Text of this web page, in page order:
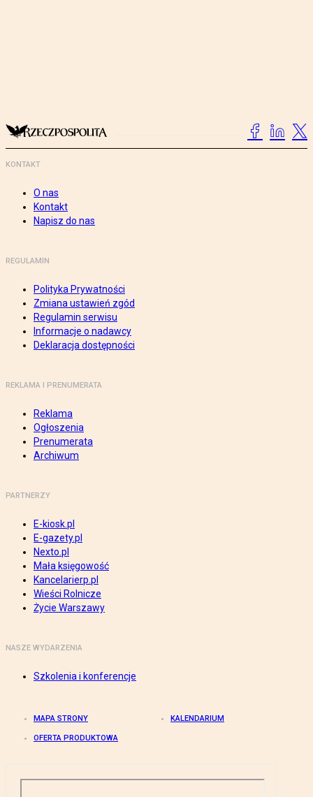
KONTAKT
O nas
Kontakt
Napisz do nas
REGULAMIN
Polityka Prywatności
Zmiana ustawień zgód
Regulamin serwisu
Informacje o nadawcy
Deklaracja dostępności
REKLAMA I PRENUMERATA
Reklama
Ogłoszenia
Prenumerata
Archiwum
PARTNERZY
E-kiosk.pl
E-gazety.pl
Nexto.pl
Mała księgowość
Kancelarierp.pl
Wieści Rolnicze
Życie Warszawy
NASZE WYDARZENIA
Szkolenia i konferencje
MAPA STRONY KALENDARIUM
OFERTA PRODUKTOWA